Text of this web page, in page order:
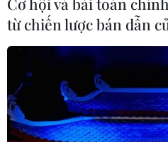
từ chiến lược bán dẫn